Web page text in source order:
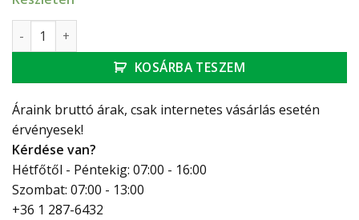
Viega Profipress G szűkítő, 22-18, vörösréz mennyiség
KOSÁRBA TESZEM
Áraink bruttó árak, csak internetes vásárlás esetén
érvényesek!
Kérdése van?
Hétfőtől - Péntekig: 07:00 - 16:00
Szombat: 07:00 - 13:00
+36 1 287-6432